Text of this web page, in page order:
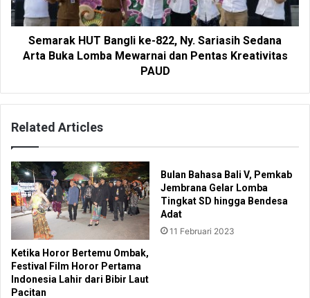
Semarak HUT Bangli ke-822, Ny. Sariasih Sedana
Arta Buka Lomba Mewarnai dan Pentas Kreativitas
PAUD
Related Articles
Ketika Horor Bertemu Ombak,
Festival Film Horor Pertama
Indonesia Lahir dari Bibir Laut
Pacitan
Bulan Bahasa Bali V, Pemkab
Jembrana Gelar Lomba
Tingkat SD hingga Bendesa
Adat
11 Februari 2023